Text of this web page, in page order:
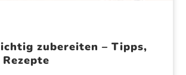
zubereiten – Tipps,